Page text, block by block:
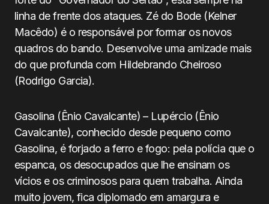
linha de frente dos ataques. Zé do Bode (Kelner
Macêdo) é o responsável por formar os novos
quadros do bando. Desenvolve uma amizade mais
do que profunda com Hildebrando Cheiroso
(Rodrigo Garcia).
Gasolina (Ênio Cavalcante) – Lupércio (Ênio
Cavalcante), conhecido desde pequeno como
Gasolina, é forjado a ferro e fogo: pela polícia que o
espanca, os desocupados que lhe ensinam os
vícios e os criminosos para quem trabalha. Ainda
muito jovem, fica diplomado em amargura e